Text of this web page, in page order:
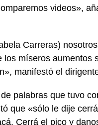
videos»,
Carreras)
míseros aumentos
manifestó el
palabras que tuvo
que «sólo le dije
Cerrá el pico y